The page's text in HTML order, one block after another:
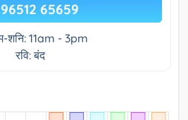
96512 65659
शनि: 11am - 3pm
रवि: बंद